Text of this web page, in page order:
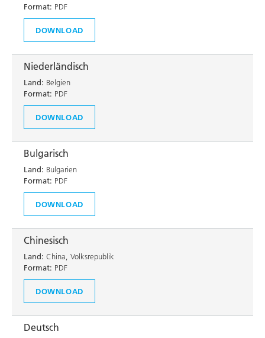
Format: PDF
DOWNLOAD
Niederländisch
Land: Belgien
Format: PDF
DOWNLOAD
Bulgarisch
Land: Bulgarien
Format: PDF
DOWNLOAD
Chinesisch
Land: China, Volksrepublik
Format: PDF
DOWNLOAD
Deutsch